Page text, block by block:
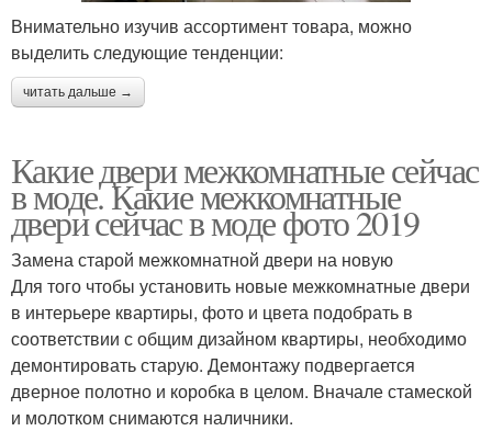
Внимательно изучив ассортимент товара, можно
выделить следующие тенденции:
читать дальше →
Какие двери межкомнатные сейчас
в моде. Какие межкомнатные
двери сейчас в моде фото 2019
Замена старой межкомнатной двери на новую
Для того чтобы установить новые межкомнатные двери
в интерьере квартиры, фото и цвета подобрать в
соответствии с общим дизайном квартиры, необходимо
демонтировать старую. Демонтажу подвергается
дверное полотно и коробка в целом. Вначале стамеской
и молотком снимаются наличники.